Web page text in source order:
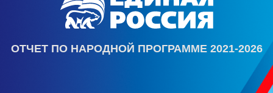
ОТЧЕТ ПО НАРОДНОЙ ПРОГРАММЕ 2021-2026